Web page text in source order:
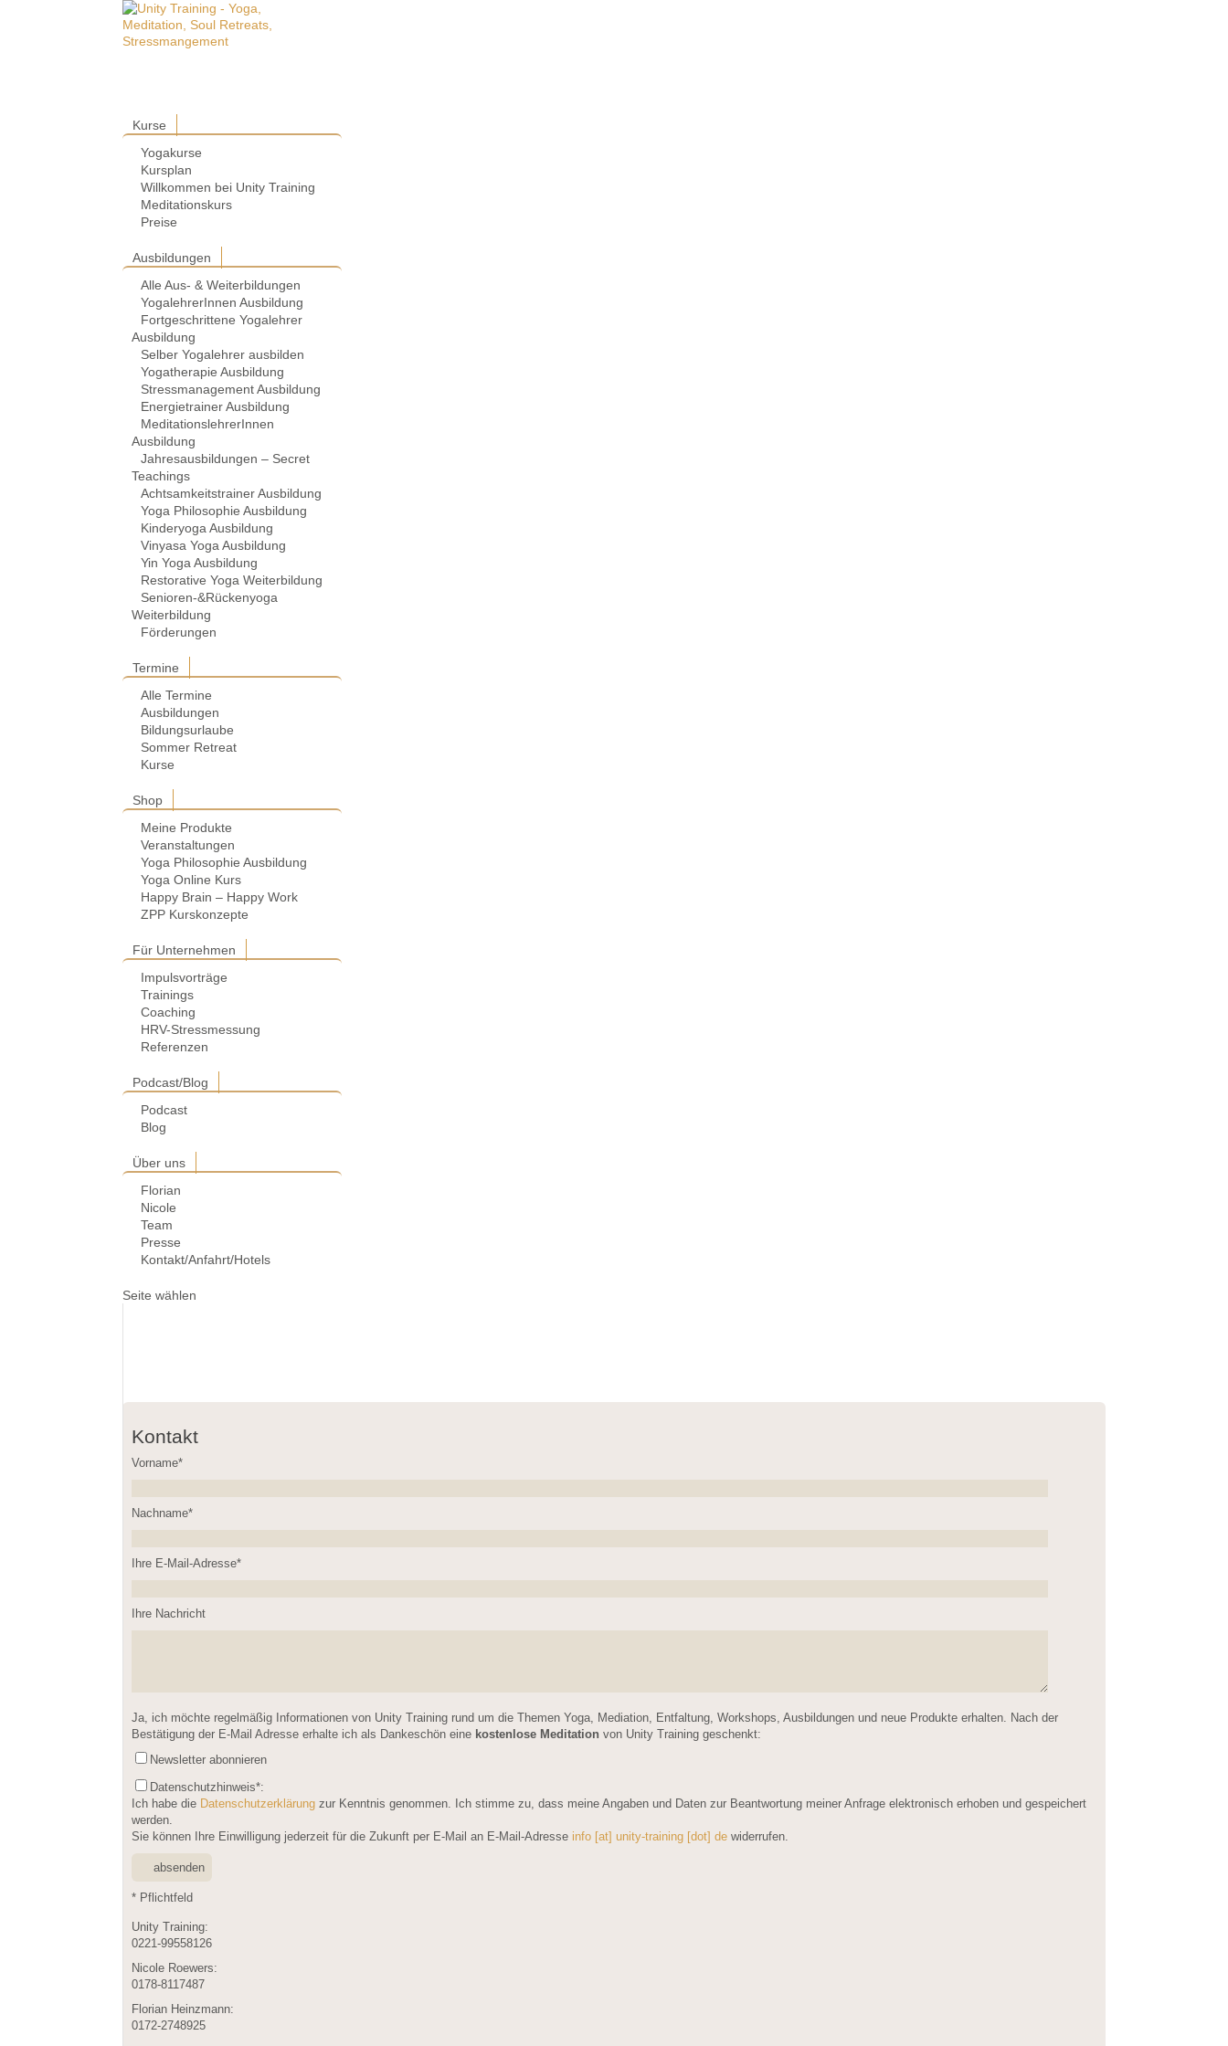
Kurse
Yogakurse
Kursplan
Willkommen bei Unity Training
Meditationskurs
Preise
Ausbildungen
Alle Aus- & Weiterbildungen
YogalehrerInnen Ausbildung
Fortgeschrittene Yogalehrer
Ausbildung
Selber Yogalehrer ausbilden
Yogatherapie Ausbildung
Stressmanagement Ausbildung
Energietrainer Ausbildung
MeditationslehrerInnen
Ausbildung
Jahresausbildungen – Secret
Teachings
Achtsamkeitstrainer Ausbildung
Yoga Philosophie Ausbildung
Kinderyoga Ausbildung
Vinyasa Yoga Ausbildung
Yin Yoga Ausbildung
Restorative Yoga Weiterbildung
Senioren-&Rückenyoga
Weiterbildung
Förderungen
Termine
Alle Termine
Ausbildungen
Bildungsurlaube
Sommer Retreat
Kurse
Shop
Meine Produkte
Veranstaltungen
Yoga Philosophie Ausbildung
Yoga Online Kurs
Happy Brain – Happy Work
ZPP Kurskonzepte
Für Unternehmen
Impulsvorträge
Trainings
Coaching
HRV-Stressmessung
Referenzen
Podcast/Blog
Podcast
Blog
Über uns
Florian
Nicole
Team
Presse
Kontakt/Anfahrt/Hotels
Seite wählen
Kontakt
Vorname*
Nachname*
Please leave this field empty.
Ihre E-Mail-Adresse*
Ihre Nachricht
Please leave this field empty.
Ja, ich möchte regelmäßig Informationen von Unity Training rund um die Themen Yoga, Mediation, Entfaltung, Workshops, Ausbildungen und neue Produkte erhalten. Nach der
Bestätigung der E-Mail Adresse erhalte ich als Dankeschön eine kostenlose Meditation von Unity Training geschenkt:
Newsletter abonnieren
Datenschutzhinweis*:
Ich habe die Datenschutzerklärung zur Kenntnis genommen. Ich stimme zu, dass meine Angaben und Daten zur Beantwortung meiner Anfrage elektronisch erhoben und gespeichert
werden.
Sie können Ihre Einwilligung jederzeit für die Zukunft per E-Mail an E-Mail-Adresse info [at] unity-training [dot] de widerrufen.
* Pflichtfeld
Unity Training:
0221-99558126
Nicole Roewers:
0178-8117487
Florian Heinzmann:
0172-2748925